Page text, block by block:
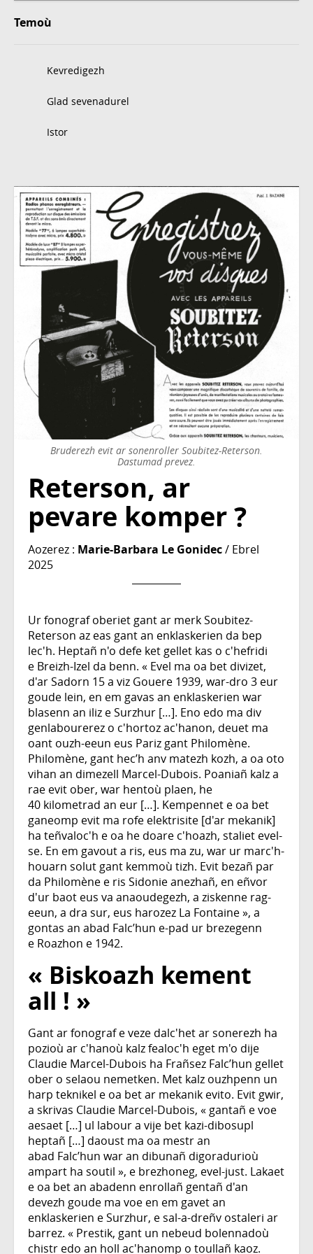
Temoù
Kevredigezh
Glad sevenadurel
Istor
Bruderezh evit ar sonenroller Soubitez-Reterson.
Dastumad prevez.
Reterson, ar
pevare komper ?
Aozerez : Marie-Barbara Le Gonidec/ Ebrel
2025
Ur fonograf oberiet gant ar merk Soubitez-
Reterson az eas gant an enklaskerien da bep
lec'h. Heptañ n'o defe ket gellet kas o c'hefridi
e Breizh-Izel da benn. « Evel ma oa bet divizet,
d'ar Sadorn 15 a viz Gouere 1939, war-dro 3 eur
goude lein, en em gavas an enklaskerien war
blasenn an iliz e Surzhur […]. Eno edo ma div
genlabourerez o c'hortoz ac'hanon, deuet ma
oant ouzh-eeun eus Pariz gant Philomène.
Philomène, gant hec’h anv matezh kozh, a oa oto
vihan an dimezell Marcel-Dubois. Poaniañ kalz a
rae evit ober, war hentoù plaen, he
40 kilometrad an eur […]. Kempennet e oa bet
ganeomp evit ma rofe elektrisite [d'ar mekanik]
ha teñvaloc'h e oa he doare c'hoazh, staliet evel-
se. En em gavout a ris, eus ma zu, war ur marc'h-
houarn solut gant kemmoù tizh. Evit bezañ par
da Philomène e ris Sidonie anezhañ, en eñvor
d'ur baot eus va anaoudegezh, a ziskenne rag-
eeun, a dra sur, eus harozez La Fontaine », a
gontas an abad Falc’hun e-pad ur brezegenn
e Roazhon e 1942.
« Biskoazh kement
all ! »
Gant ar fonograf e veze dalc'het ar sonerezh ha
pozioù ar c'hanoù kalz fealoc'h eget m'o dije
Claudie Marcel-Dubois ha Frañsez Falc’hun gellet
ober o selaou nemetken. Met kalz ouzhpenn un
harp teknikel e oa bet ar mekanik evito. Evit gwir,
a skrivas Claudie Marcel-Dubois, « gantañ e voe
aesaet […] ul labour a vije bet kazi-dibosupl
heptañ […] daoust ma oa mestr an
abad Falc’hun war an dibunañ digoradurioù
ampart ha soutil », e brezhoneg, evel-just. Lakaet
e oa bet an abadenn enrollañ gentañ d'an
devezh goude ma voe en em gavet an
enklaskerien e Surzhur, e sal-a-dreñv ostaleri ar
barrez. « Prestik, gant un nebeud bolennadoù
chistr edo an holl ac'hanomp o toullañ kaoz.